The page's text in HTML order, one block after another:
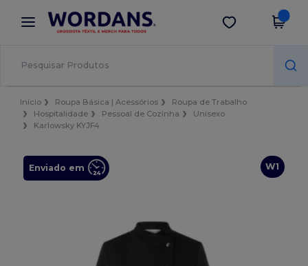
× App Wordans
Melhores preços na app!
Obter app
Início Roupa Básica | Acessórios
Roupa de Trabalho
Hospitalidade
Pessoal de Cozinha
Unisexo
Karlowsky KYJF4
W1
Enviado em